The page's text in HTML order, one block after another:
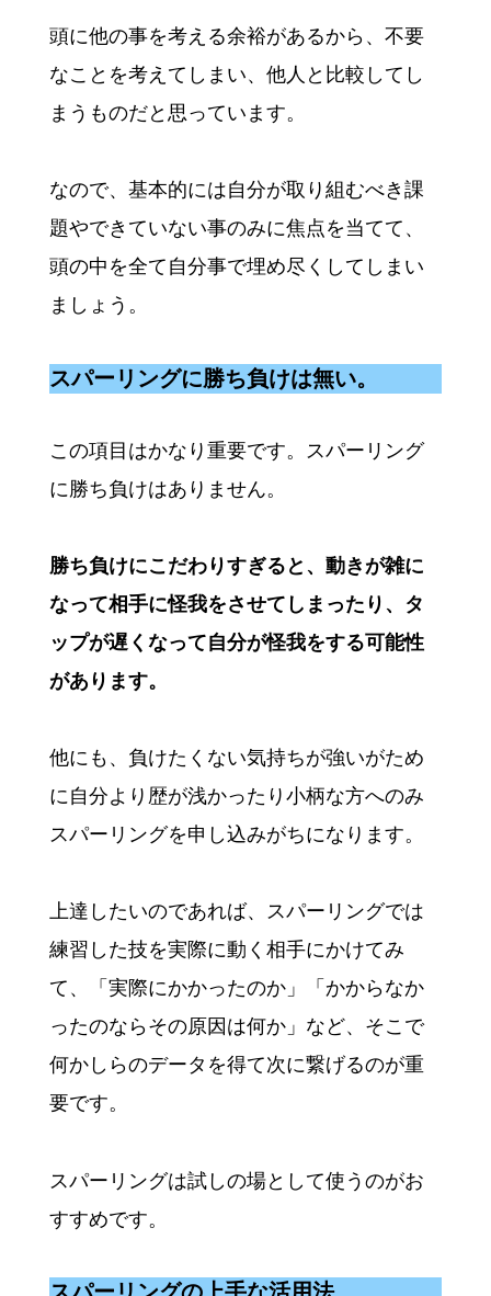
頭に他の事を考える余裕があるから、不要
なことを考えてしまい、他人と比較してし
まうものだと思っています。
なので、基本的には自分が取り組むべき課
題やできていない事のみに焦点を当てて、
頭の中を全て自分事で埋め尽くしてしまい
ましょう。
スパーリングに勝ち負けは無い。
この項目はかなり重要です。スパーリング
に勝ち負けはありません。
勝ち負けにこだわりすぎると、動きが雑に
なって相手に怪我をさせてしまったり、タ
ップが遅くなって自分が怪我をする可能性
があります。
他にも、負けたくない気持ちが強いがため
に自分より歴が浅かったり小柄な方へのみ
スパーリングを申し込みがちになります。
上達したいのであれば、スパーリングでは
練習した技を実際に動く相手にかけてみ
て、「実際にかかったのか」「かからなか
ったのならその原因は何か」など、そこで
何かしらのデータを得て次に繋げるのが重
要です。
スパーリングは試しの場として使うのがお
すすめです。